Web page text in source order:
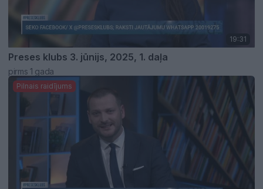
19:31
Preses klubs 3. jūnijs, 2025, 1. daļa
pirms 1 gada
Pilnais raidījums